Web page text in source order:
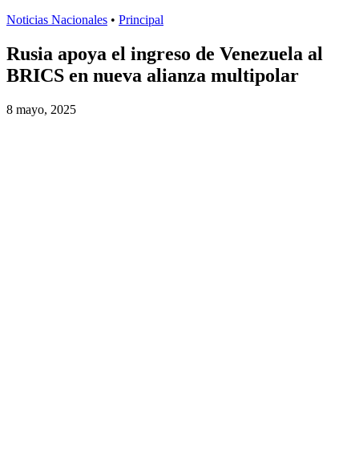
Noticias Nacionales • Principal
Rusia apoya el ingreso de Venezuela al
BRICS en nueva alianza multipolar
8 mayo, 2025